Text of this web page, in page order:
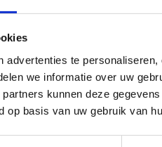
advertenties te
we informatie over uw
kunnen deze
op basis van uw gebruik van